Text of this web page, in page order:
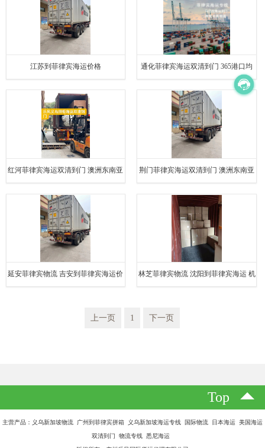
江苏到菲律宾海运价格 通化菲律宾海运双清到门 365港口均
可到达 茂名到菲律宾海运物流
红河菲律宾海运双清到门 澳洲东南亚
格
荆门菲律宾海运双清到门 澳洲东南亚
格
延安菲律宾物流 吉安到菲律宾海运价 林芝菲律宾物流 沈阳到菲律宾海运 机
上一页 1 下一页
Top
主营产品：义乌新加坡物流 广州到菲律宾拼箱 义乌新加坡海运专线 国际物流 日本海运 美国海运
双清到门 物流专线 悉尼海运